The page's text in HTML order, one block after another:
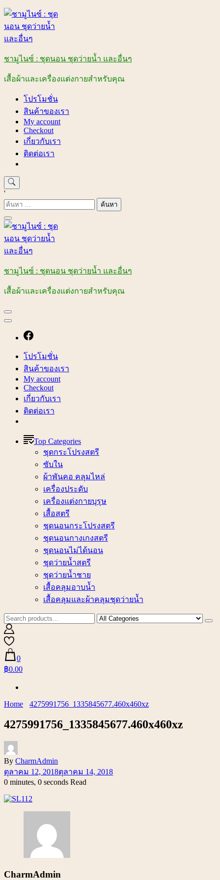
Skip
content
ชามูไนซ์ : ชุดนอน ชุดว่ายน้ำ และอื่นๆ
เสื้อผ้าและเครื่องแต่งกายสำหรับคุณ
โปรโมชั่น
สินค้าของเรา
My account
Checkout
เกี่ยวกับเรา
ติดต่อเรา
'
ค้นหา
สำหรับ:
ชามูไนซ์ : ชุดนอน ชุดว่ายน้ำ และอื่นๆ
เสื้อผ้าและเครื่องแต่งกายสำหรับคุณ
โปรโมชั่น
สินค้าของเรา
My account
Checkout
เกี่ยวกับเรา
ติดต่อเรา
Top Categories
ชุดกระโปรงสตรี
ซับใน
ผ้าพันคอ คลุมไหล่
เครื่องประดับ
เครื่องแต่งกายบุรุษ
เสื้อสตรี
ชุดนอนกระโปรงสตรี
ชุดนอนกางเกงสตรี
ชุดนอนไม่ได้นอน
ชุดว่ายน้ำสตรี
ชุดว่ายน้ำชาย
เสื้อคลุมอาบน้ำ
เสื้อคลุมและผ้าคลุมชุดว่ายน้ำ
0
฿0.00
Home 4275991756_1335845677.460x460xz
4275991756_1335845677.460x460xz
By CharmAdmin
ตุลาคม 12, 2018ตุลาคม 14, 2018
0 minutes, 0 seconds Read
CharmAdmin